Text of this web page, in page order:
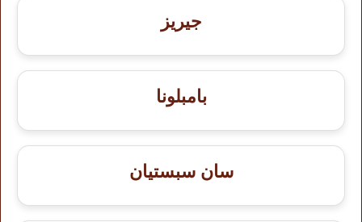
جيريز
بامبلونا
سان سبستيان